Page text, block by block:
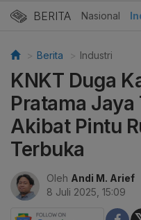
BERITA Nasional
Berita Industri
KNKT Duga
Pratama
Akibat Pintu
Terbuka
Oleh Andi M. Arief
8 Juli 2025, 15:09